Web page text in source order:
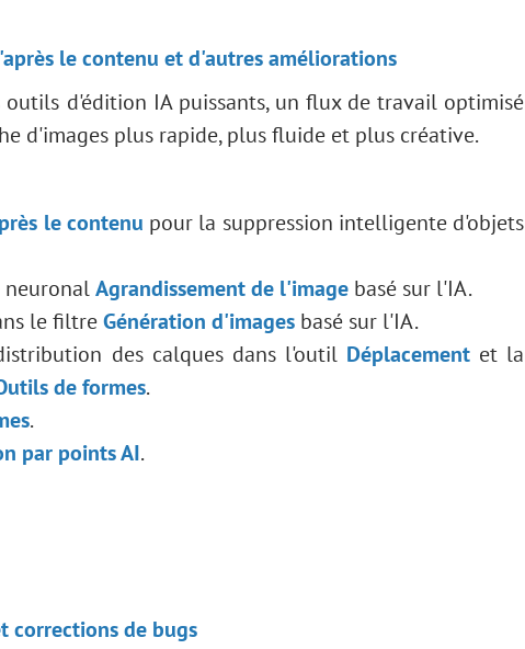
le contenu et d'autres améliorations
d'édition IA puissants, un flux de travail optimisé
d'images plus rapide, plus fluide et plus créative.
le contenu pour la suppression intelligente d'objets
Agrandissement de l'image basé sur l'IA.
le filtreGénération d'images basé sur l'IA.
des calques dans l'outil Déplacementet la
de formes.
.
par points AI.
corrections de bugs